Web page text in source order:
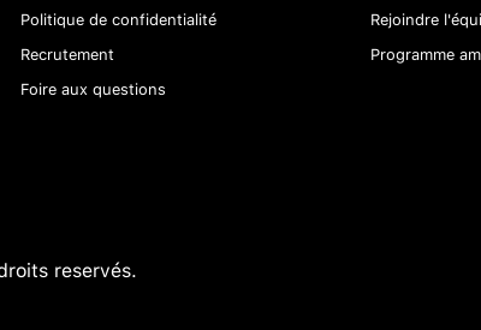
Politique de confidentialité
Recrutement
Foire aux questions
Rejoindre
Programme
reservés.